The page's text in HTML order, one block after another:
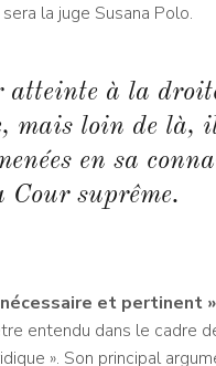
la juge Susana Polo.
à la
mais loin de là,
en sa
Cour suprême.
nécessaire et pertinent »
entendu dans le cadre
». Son principal